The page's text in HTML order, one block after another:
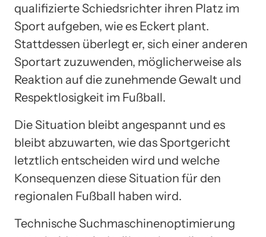
qualifizierte Schiedsrichter ihren Platz im
Sport aufgeben, wie es Eckert plant.
Stattdessen überlegt er, sich einer anderen
Sportart zuzuwenden, möglicherweise als
Reaktion auf die zunehmende Gewalt und
Respektlosigkeit im Fußball.
Die Situation bleibt angespannt und es
bleibt abzuwarten, wie das Sportgericht
letztlich entscheiden wird und welche
Konsequenzen diese Situation für den
regionalen Fußball haben wird.
Technische Suchmaschinenoptimierung